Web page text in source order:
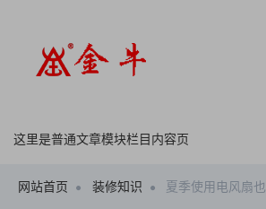
这里是普通文章模块栏目内容页
网站首页 装修知识 夏季使用电风扇